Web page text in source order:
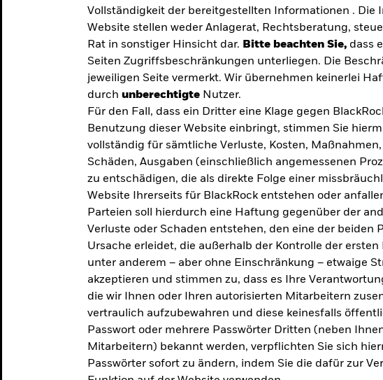
Die
Vollständigkeit der bereitgestellten Informationen . Die
Website stellen weder Anlagerat, Rechtsberatung,
Rat in sonstiger Hinsicht dar. Bitte beachten Sie, dass
Seiten Zugriffsbeschränkungen unterliegen. Die
jeweiligen Seite vermerkt. Wir übernehmen keinerlei
durch unberechtigte Nutzer.
Für den Fall, dass ein Dritter eine Klage gegen
Benutzung dieser Website einbringt, stimmen Sie
vollständig für sämtliche Verluste, Kosten,
Schäden, Ausgaben (einschließlich angemessenen
zu entschädigen, die als direkte Folge einer
Website Ihrerseits für BlackRock entstehen oder
Parteien soll hierdurch eine Haftung gegenüber der
Verluste oder Schaden entstehen, den eine der beiden
Ursache erleidet, die außerhalb der Kontrolle der
unter anderem – aber ohne Einschränkung – etwaige
akzeptieren und stimmen zu, dass es Ihre
die wir Ihnen oder Ihren autorisierten Mitarbeitern
vertraulich aufzubewahren und diese keinesfalls
Passwort oder mehrere Passwörter Dritten (neben
Mitarbeitern) bekannt werden, verpflichten Sie sich
Passwörter sofort zu ändern, indem Sie die dafür zur